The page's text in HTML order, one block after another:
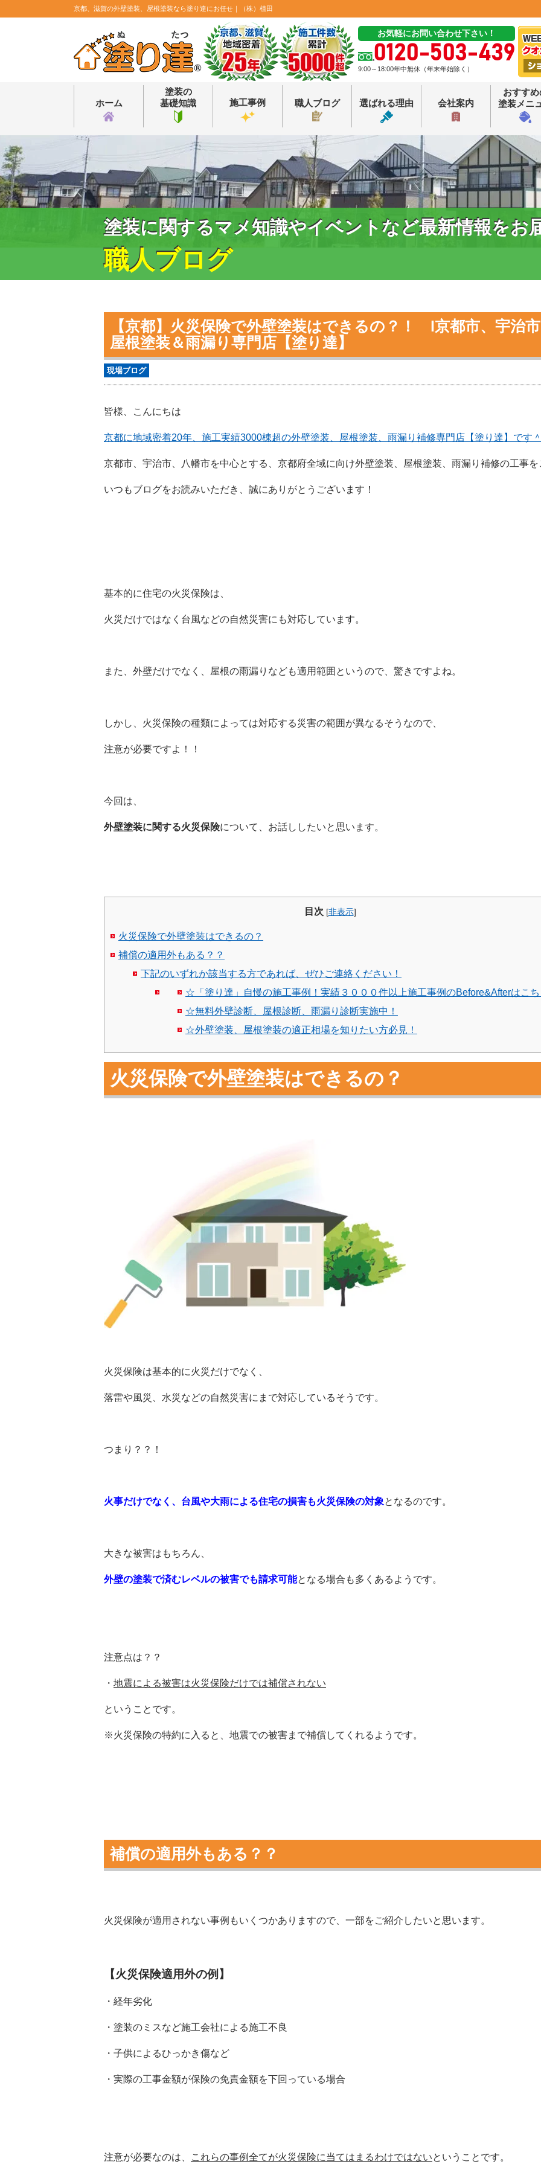
京都、滋賀の外壁塗装、屋根塗装なら塗り達にお任せ｜（株）植田
お気軽にお問い合わせ下さい！
0120-503-439
9:00～18:00年中無休（年末年始除く）
ホーム
塗装の
基礎知識
施工事例 職人ブログ 選ばれる理由 会社案内
おすすめ
塗装メニ
塗装に関するマメ知識やイベントなど最新情報をお
職人ブログ
【京都】火災保険で外壁塗装はできるの？！ l京都市、宇治
屋根塗装＆雨漏り専門店【塗り達】
現場ブログ
皆様、こんにちは
京都に地域密着20年、施工実績3000棟超の外壁塗装、屋根塗装、雨漏り補修専門店【塗り達】です
京都市、宇治市、八幡市を中心とする、京都府全域に向け外壁塗装、屋根塗装、雨漏り補修の工事
いつもブログをお読みいただき、誠にありがとうございます！
基本的に住宅の火災保険は、
火災だけではなく台風などの自然災害にも対応しています。
また、外壁だけでなく、屋根の雨漏りなども適用範囲というので、驚きですよね。
しかし、火災保険の種類によっては対応する災害の範囲が異なるそうなので、
注意が必要ですよ！！
今回は、
外壁塗装に関する火災保険について、お話ししたいと思います。
目次 [非表示]
火災保険で外壁塗装はできるの？
補償の適用外もある？？
下記のいずれか該当する方であれば、ぜひご連絡ください！
☆「塗り達」自慢の施工事例！実績３０００件以上施工事例のBefore&Afterはこ
☆無料外壁診断、屋根診断、雨漏り診断実施中！
☆外壁塗装、屋根塗装の適正相場を知りたい方必見！
火災保険で外壁塗装はできるの？
火災保険は基本的に火災だけでなく、
落雷や風災、水災などの自然災害にまで対応しているそうです。
つまり？？！
火事だけでなく、台風や大雨による住宅の損害も火災保険の対象となるのです。
大きな被害はもちろん、
外壁の塗装で済むレベルの被害でも請求可能となる場合も多くあるようです。
注意点は？？
・ 地震による被害は火災保険だけでは補償されない
ということです。
※火災保険の特約に入ると、地震での被害まで補償してくれるようです。
補償の適用外もある？？
火災保険が適用されない事例もいくつかありますので、一部をご紹介したいと思います。
【火災保険適用外の例】
・経年劣化
・塗装のミスなど施工会社による施工不良
・子供によるひっかき傷など
・実際の工事金額が保険の免責金額を下回っている場合
注意が必要なのは、 これらの事例全てが火災保険に当てはまるわけではないということです。